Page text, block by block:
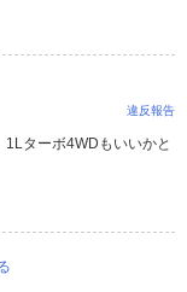
違反報告
ターボ4WDもいいかと